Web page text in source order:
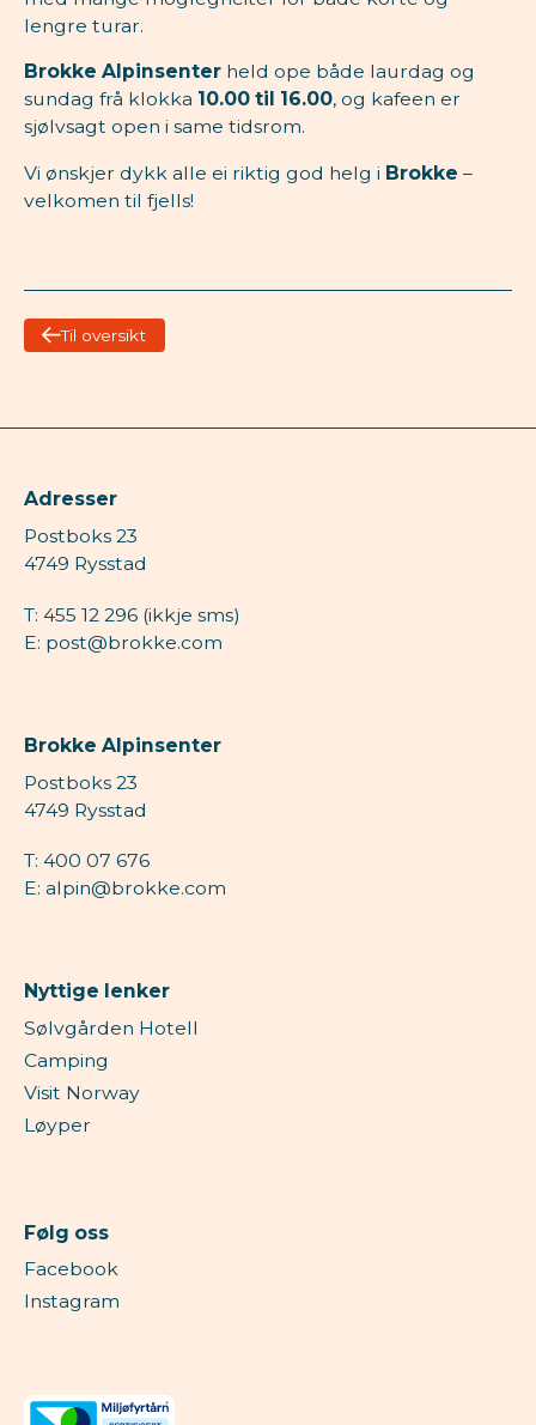
lengre turar.
Brokke Alpinsenterheld ope både laurdag og
sundag frå klokka 10.00 til 16.00, og kafeen er
sjølvsagt open i same tidsrom.
Vi ønskjer dykk alle ei riktig god helg i Brokke –
velkomen til fjells!
Til oversikt
Adresser
Postboks 23
4749 Rysstad
T: 455 12 296 (ikkje sms)
E: post@brokke.com
Brokke Alpinsenter
Postboks 23
4749 Rysstad
T: 400 07 676
E: alpin@brokke.com
Nyttige lenker
Sølvgården Hotell
Camping
Visit Norway
Løyper
Følg oss
Facebook
Instagram